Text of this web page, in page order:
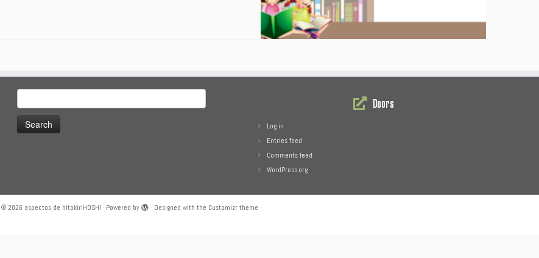
for:
Doors
Log in
Entries feed
Comments feed
WordPress.org
© 2026 aspectos de hitokiriHOSHI · Powered by · Designed with the Customizr theme ·